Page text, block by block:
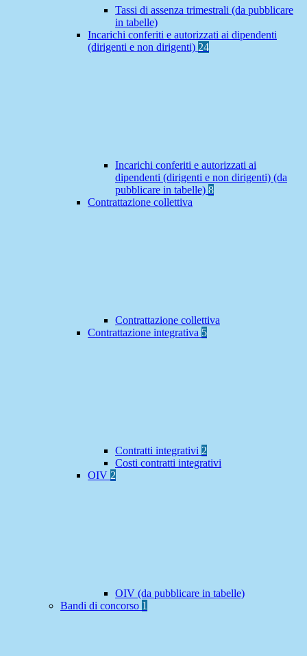
Tassi di assenza trimestrali (da pubblicare
in tabelle)
Incarichi conferiti e autorizzati ai dipendenti
(dirigenti e non dirigenti) 24
Incarichi conferiti e autorizzati ai
dipendenti (dirigenti e non dirigenti) (da
pubblicare in tabelle) 8
Contrattazione collettiva
Contrattazione collettiva
Contrattazione integrativa 5
Contratti integrativi 2
Costi contratti integrativi
OIV 2
OIV (da pubblicare in tabelle)
Bandi di concorso 1